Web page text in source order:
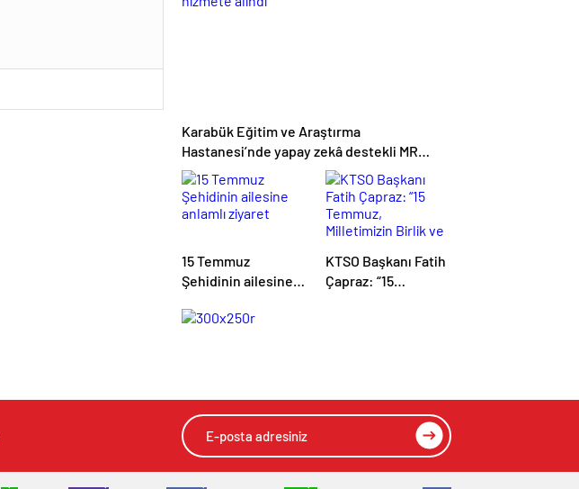
Karabük Eğitim ve Araştırma
Hastanesi’nde yapay zekâ destekli MR
cihazı hizmete alındı
15 Temmuz
Şehidinin ailesine
KTSO Başkanı Fatih
Çapraz: “15